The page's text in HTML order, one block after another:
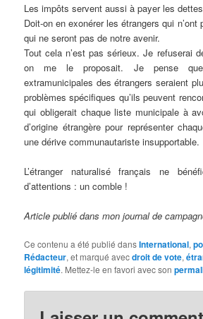
Les impôts servent aussi à payer les
Doit-on en exonérer les étrangers qui
qui ne seront pas de notre avenir.
Tout cela n’est pas sérieux. Je refuserai
on me le proposait. Je pense que
extramunicipales des étrangers seraient
problèmes spécifiques qu’ils peuvent
qui obligerait chaque liste municipale à
d’origine étrangère pour représenter
une dérive communautariste insupportable.
L’étranger naturalisé français ne
d’attentions : un comble !
Article publié dans mon journal de
Ce contenu a été publié dansInternational,
Rédacteur, et marqué avecdroit de vote,
légitimité. Mettez-le en favori avec son